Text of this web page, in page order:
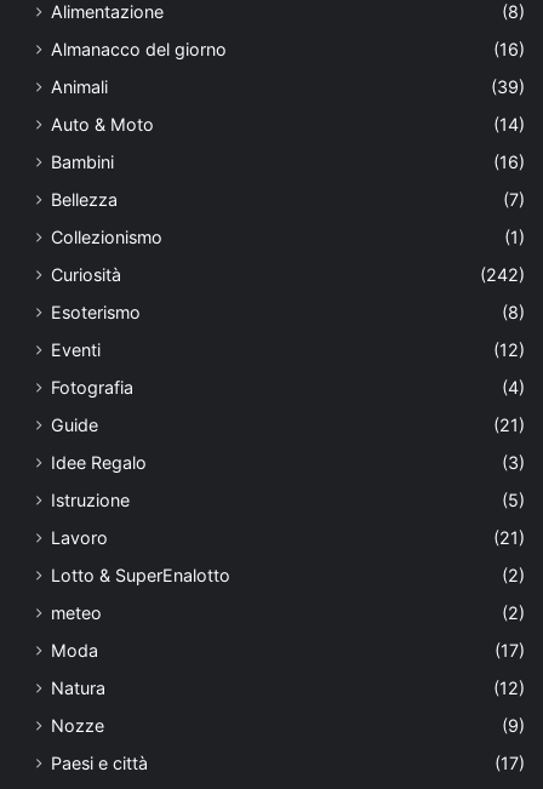
Alimentazione
(8)
Almanacco del giorno
(16)
Animali
(39)
Auto & Moto
(14)
Bambini
(16)
Bellezza
(7)
Collezionismo
(1)
Curiosità
(242)
Esoterismo
(8)
Eventi
(12)
Fotografia
(4)
Guide
(21)
Idee Regalo
(3)
Istruzione
(5)
Lavoro
(21)
Lotto & SuperEnalotto
(2)
meteo
(2)
Moda
(17)
Natura
(12)
Nozze
(9)
Paesi e città
(17)